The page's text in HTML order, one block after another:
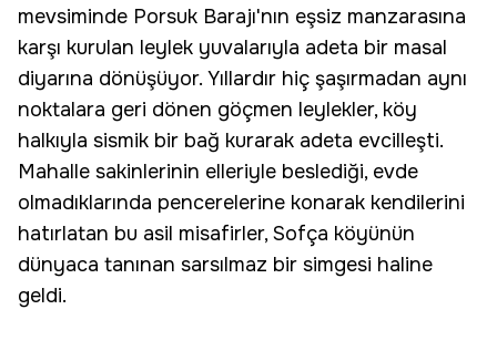
mevsiminde Porsuk Barajı'nın eşsiz manzarasına
karşı kurulan leylek yuvalarıyla adeta bir masal
diyarına dönüşüyor. Yıllardır hiç şaşırmadan aynı
noktalara geri dönen göçmen leylekler, köy
halkıyla sismik bir bağ kurarak adeta evcilleşti.
Mahalle sakinlerinin elleriyle beslediği, evde
olmadıklarında pencerelerine konarak kendilerini
hatırlatan bu asil misafirler, Sofça köyünün
dünyaca tanınan sarsılmaz bir simgesi haline
geldi.